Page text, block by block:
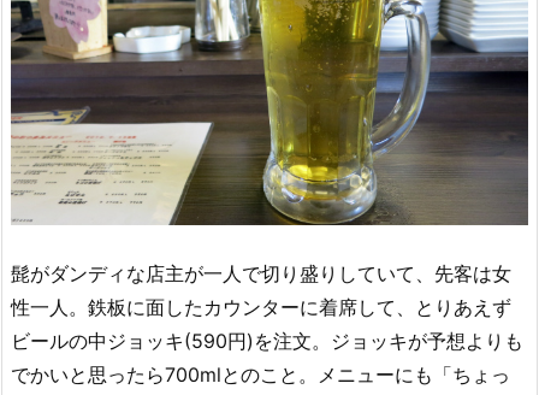
髭がダンディな店主が一人で切り盛りしていて、先客は女
性一人。鉄板に面したカウンターに着席して、とりあえず
ビールの中ジョッキ(590円)を注文。ジョッキが予想よりも
でかいと思ったら700mlとのこと。メニューにも「ちょっ